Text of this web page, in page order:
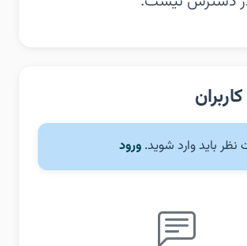
نظر باید وارد شوید. ورود